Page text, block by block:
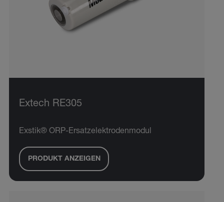
Extech RE305
Exstik® ORP-Ersatzelektrodenmodul
PRODUKT ANZEIGEN